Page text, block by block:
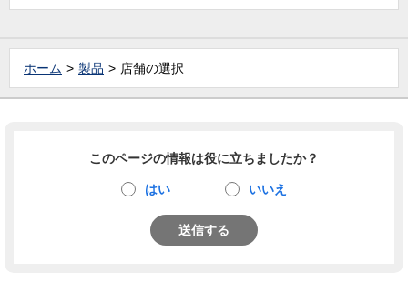
ホーム 製品 店舗の選択
このページの情報は役に立ちましたか？
はい いいえ
送信する